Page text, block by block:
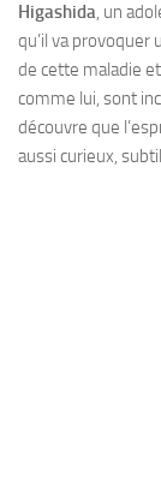
Higashida, un
qu’il va
de cette maladie
comme lui, sont
découvre que
aussi curieux,